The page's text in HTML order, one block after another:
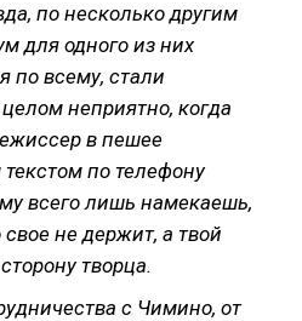
по несколько другим
для одного из них
по всему, стали
неприятно, когда
в пешее
по телефону
всего лишь намекаешь,
не держит, а твой
творца.
с Чимино, от